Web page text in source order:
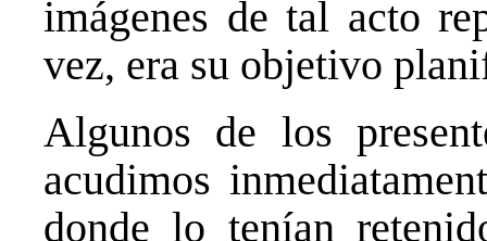
imágenes de tal acto
vez, era su objetivo
Algunos de los
acudimos
donde lo tenían